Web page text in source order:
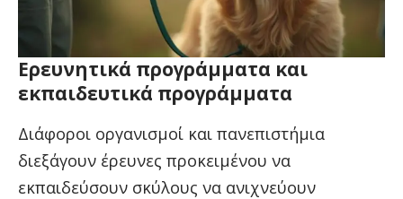
Ερευνητικά προγράμματα και
εκπαιδευτικά προγράμματα
Διάφοροι οργανισμοί και πανεπιστήμια
διεξάγουν έρευνες προκειμένου να
εκπαιδεύσουν σκύλους να ανιχνεύουν